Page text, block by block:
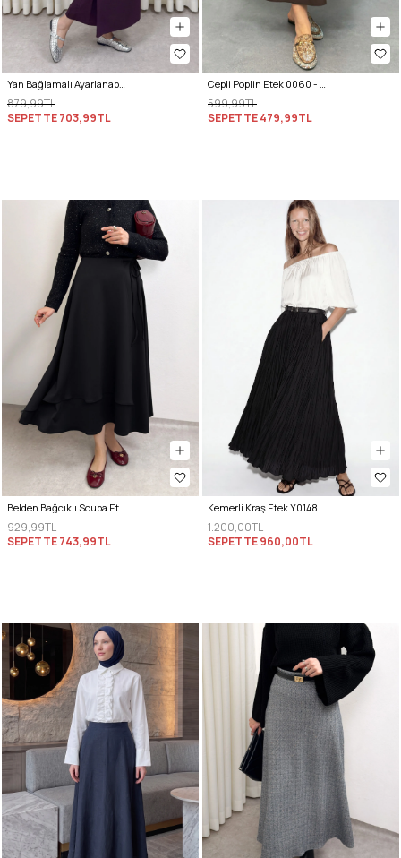
Yan Bağlamalı Ayarlanabilir Etek 0051 - MÜRDÜM
879,99TL
SEPETTE703,99TL
Cepli Poplin Etek 0060 - KAHVERENGİ
599,99TL
SEPETTE479,99TL
Belden Bağcıklı Scuba Etek 0056 - SİYAH
929,99TL
SEPETTE743,99TL
Kemerli Kraş Etek Y0148 - SİYAH
1.200,00TL
SEPETTE960,00TL